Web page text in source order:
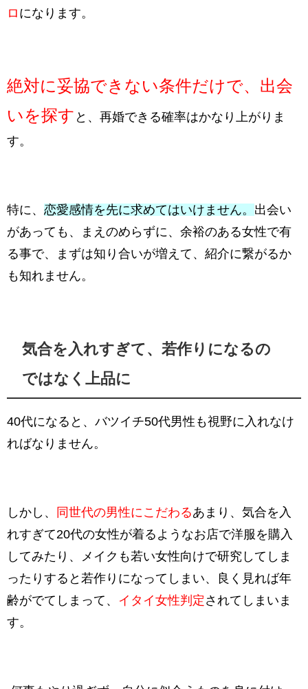
ロ になります。
絶対に妥協できない条件だけで、出会
いを探す と、再婚できる確率はかなり上がりま
す。
特に、 恋愛感情を先に求めてはいけません。 出会い
があっても、まえのめらずに、余裕のある女性で有
る事で、まずは知り合いが増えて、紹介に繋がるか
も知れません。
気合を入れすぎて、若作りになるの
ではなく上品に
40代になると、バツイチ50代男性も視野に入れなけ
ればなりません。
しかし、 同世代の男性にこだわるあまり、気合を入
れすぎて20代の女性が着るようなお店で洋服を購入
してみたり、メイクも若い女性向けで研究してしま
ったりすると若作りになってしまい、良く見れば年
齢がでてしまって、
イタイ女性判定 されてしまいま
す。